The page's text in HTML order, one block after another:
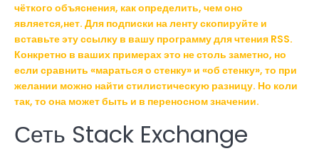
чёткого объяснения, как определить, чем оно
является,нет. Для подписки на ленту скопируйте и
вставьте эту ссылку в вашу программу для чтения RSS.
Конкретно в ваших примерах это не столь заметно, но
если сравнить «мараться о стенку» и «об стенку», то при
желании можно найти стилистическую разницу. Но коли
так, то она может быть и в переносном значении.
Сеть Stack Exchange